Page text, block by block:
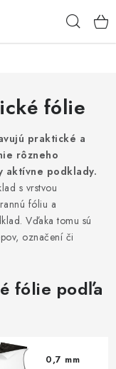
fólie
praktické a
rôzneho
aktívne podklady.
s vrstvou
fóliu a
Vďaka tomu sú
označení či
fólie podľa
0,7 mm